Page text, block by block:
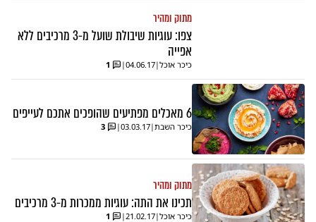
מתוק ומהיר
צפו: עוגיות שיבולת שועל מ-3 מרכיבים ללא
אפייה
כיכר אוכל|
04.06.17
|
1
6 מאכלים מפתיעים שהופכים אתכם לעייפים
כיכר השבת|
03.03.17
|
3
מתוק ומהיר
תכינו את התה: עוגיות ממכרות מ-3 מרכיבים
כיכר אוכל|
21.02.17
|
1